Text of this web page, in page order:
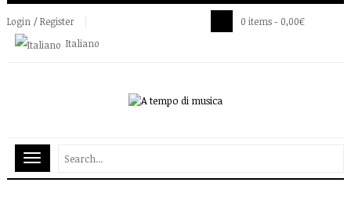
Login / Register
Italiano
0 items - 0,00€